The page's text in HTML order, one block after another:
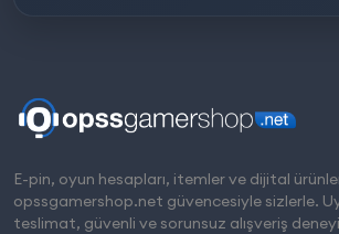
E-pin, oyun hesapları, itemler ve dijital
opssgamershop.net güvencesiyle sizlerle.
teslimat, güvenli ve sorunsuz alışveriş